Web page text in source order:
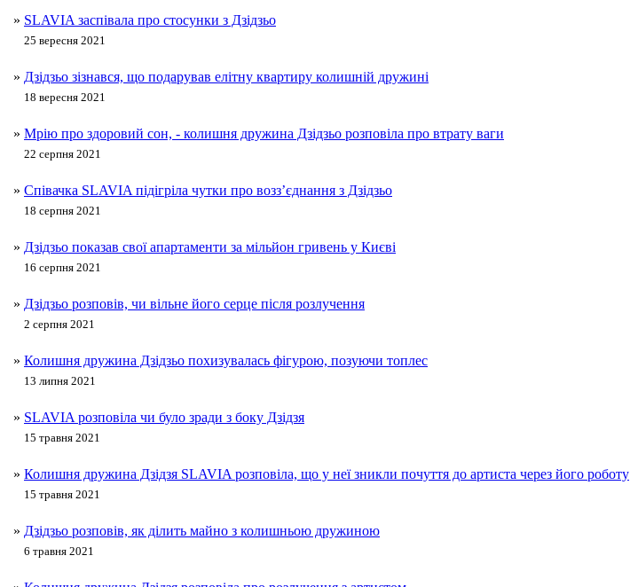
» SLAVIA заспівала про стосунки з Дзідзьо
25 вересня 2021
» Дзідзьо зізнався, що подарував елітну квартиру колишній дружині
18 вересня 2021
» Мрію про здоровий сон, - колишня дружина Дзідзьо розповіла про втрату ваги
22 серпня 2021
» Співачка SLAVIA підігріла чутки про возз’єднання з Дзідзьо
18 серпня 2021
» Дзідзьо показав свої апартаменти за мільйон гривень у Києві
16 серпня 2021
» Дзідзьо розповів, чи вільне його серце після розлучення
2 серпня 2021
» Колишня дружина Дзідзьо похизувалась фігурою, позуючи топлес
13 липня 2021
» SLAVIA розповіла чи було зради з боку Дзідзя
15 травня 2021
» Колишня дружина Дзідзя SLAVIA розповіла, що у неї зникли почуття до артиста через його роботу
15 травня 2021
» Дзідзьо розповів, як ділить майно з колишньою дружиною
6 травня 2021